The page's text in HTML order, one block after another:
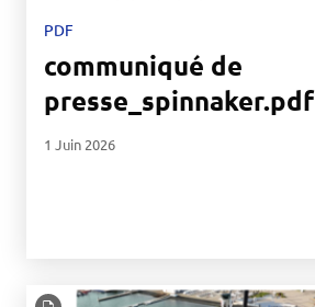
PDF
communiqué de
presse_spinnaker.pdf
1 Juin 2026